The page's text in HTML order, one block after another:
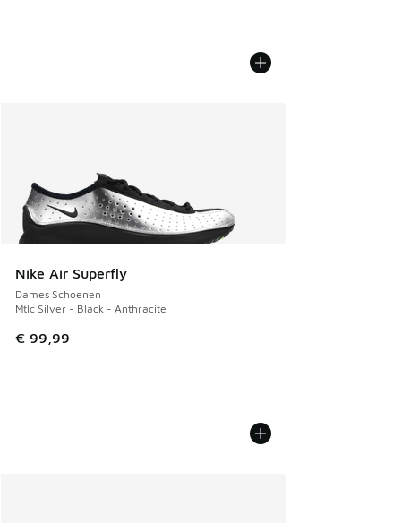
Nike Air Superfly
Dames Schoenen
Mtlc Silver - Black - Anthracite
€ 99,99